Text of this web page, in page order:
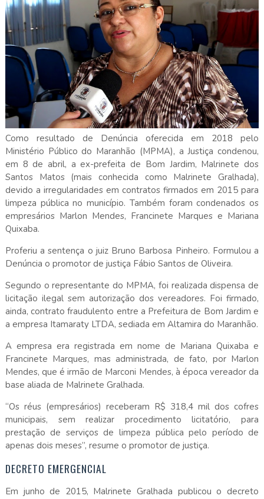
Como resultado de Denúncia oferecida em 2018 pelo
Ministério Público do Maranhão (MPMA), a Justiça condenou,
em 8 de abril, a ex-prefeita de Bom Jardim, Malrinete dos
Santos Matos (mais conhecida como Malrinete Gralhada),
devido a irregularidades em contratos firmados em 2015 para
limpeza pública no município. Também foram condenados os
empresários Marlon Mendes, Francinete Marques e Mariana
Quixaba.
Proferiu a sentença o juiz Bruno Barbosa Pinheiro. Formulou a
Denúncia o promotor de justiça Fábio Santos de Oliveira.
Segundo o representante do MPMA, foi realizada dispensa de
licitação ilegal sem autorização dos vereadores. Foi firmado,
ainda, contrato fraudulento entre a Prefeitura de Bom Jardim e
a empresa Itamaraty LTDA, sediada em Altamira do Maranhão.
A empresa era registrada em nome de Mariana Quixaba e
Francinete Marques, mas administrada, de fato, por Marlon
Mendes, que é irmão de Marconi Mendes, à época vereador da
base aliada de Malrinete Gralhada.
“Os réus (empresários) receberam R$ 318,4 mil dos cofres
municipais, sem realizar procedimento licitatório, para
prestação de serviços de limpeza pública pelo período de
apenas dois meses”, resume o promotor de justiça.
DECRETO EMERGENCIAL
Em junho de 2015, Malrinete Gralhada publicou o decreto